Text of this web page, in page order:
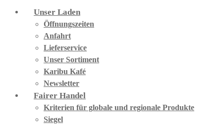
Unser Laden
Öffnungszeiten
Anfahrt
Lieferservice
Unser Sortiment
Karibu Kafé
Newsletter
Fairer Handel
Kriterien für globale und regionale Produkte
Siegel